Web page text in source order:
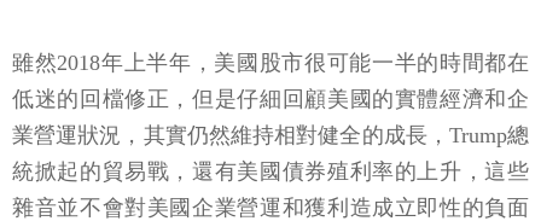
雖然2018年上半年，美國股市很可能一半的時間都在
低迷的回檔修正，但是仔細回顧美國的實體經濟和企
業營運狀況，其實仍然維持相對健全的成長，Trump總
統掀起的貿易戰，還有美國債券殖利率的上升，這些
雜音並不會對美國企業營運和獲利造成立即性的負面